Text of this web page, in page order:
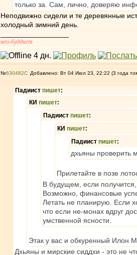
только за. Сам, лично, доверяю
Неподвижно сидели и те деревянные
холодный зимний день.
нео-буддист
№630482 Добавлено: Вт 04 Июл 23, 22:22 (3 года
Падиист пишет:
КИ пишет:
Падиист пишет:
КИ пишет:
Падиист пишет:
дхьяны проверить
Прилетайте в позе
В будущем, если
Возможно, финансовые
Летать не планирую. Если
что если не-монах вдруг
умственной ясности.
Этак у вас и обкуренный Илон
Дхьяны и мирские сиддхи - это не